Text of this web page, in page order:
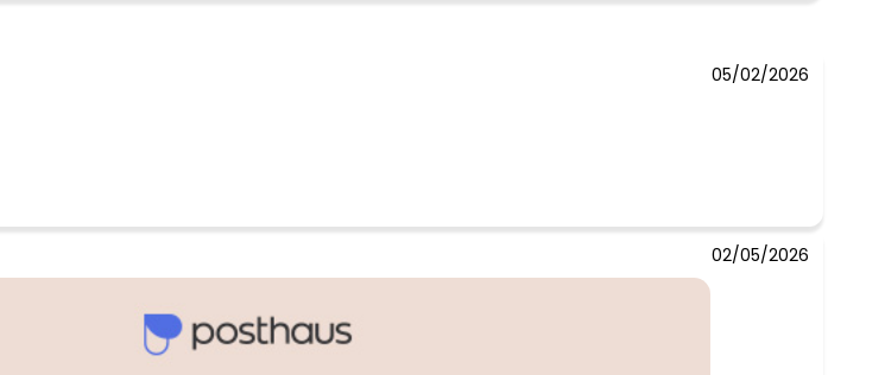
N/D*
05/02/2026
02/05/2026